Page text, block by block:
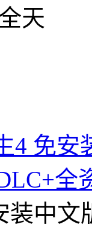
天
4 免安
全
装中文